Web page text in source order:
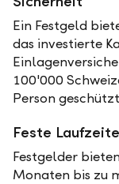
Ein Festgeld
das investierte
100'000
Person
Feste
Festgelder
Monaten bis zu